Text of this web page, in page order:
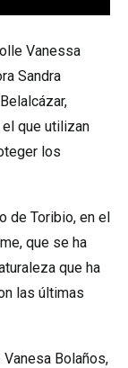
Vanessa
Sandra
que utilizan
los
de Toribio, en el
que se ha
que ha
las últimas
Bolaños,